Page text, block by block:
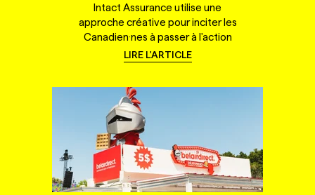
Intact Assurance utilise une
approche créative pour inciter les
Canadien·nes à passer à l'action
LIRE L'ARTICLE